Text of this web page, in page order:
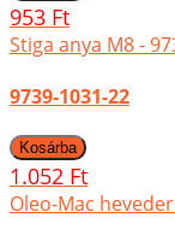
953 Ft
Stiga anya M8 -
9739-1031-22
1.052 Ft
Oleo-Mac